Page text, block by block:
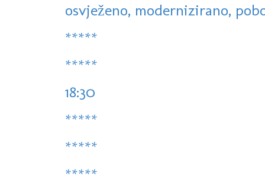
osvježeno, modernizirano,
*****
*****
18:30
*****
*****
*****